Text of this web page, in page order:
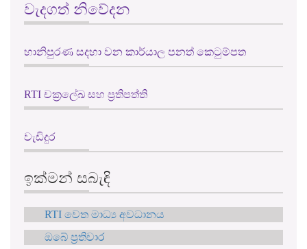
වැදගත් නිවේදන
හානිපුරණ සදහා වන කාර්යාල පනත් කෙටුම්පත
RTI චක්‍රලේඛ සහ ප්‍රතිපත්ති
වැඩිදුර
ඉක්මන් සබැඳි
RTI වෙත මාධ්‍ය අවධානය
ඔබේ ප්‍රතිචාර